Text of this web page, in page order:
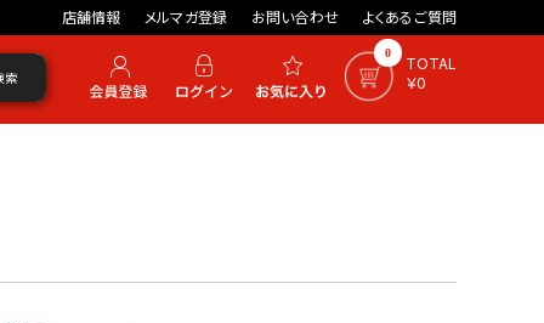
店舗情報 メルマガ登録 お問い合わせ よくあるご質問
0
TOTAL
￥0
索